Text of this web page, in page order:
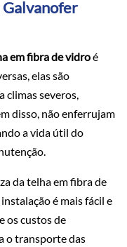
em fibra de vidroé
elas são
climas severos,
disso, não enferrujam
a vida útil do
da telha em fibra de
é mais fácil e
os custos de
o transporte das